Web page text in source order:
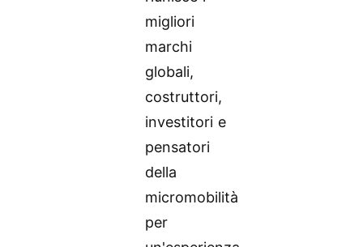
migliori
marchi
globali,
costruttori,
investitori e
pensatori
della
micromobilità
per